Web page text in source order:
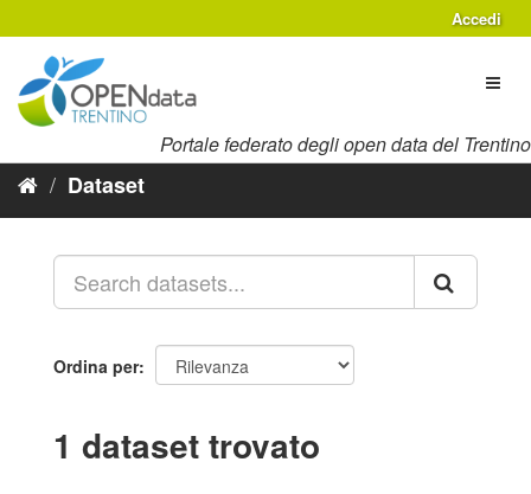
al
contenuto
Accedi
Portale federato degli open data del Trentino
Dataset
Ordina per
1 dataset trovato